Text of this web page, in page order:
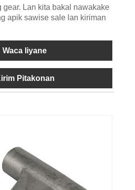
gear. Lan kita bakal nawakake
apik sawise sale lan kiriman
Waca liyane
Pitakonan